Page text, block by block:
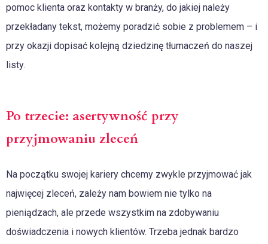
pomoc klienta oraz kontakty w branży, do jakiej należy
przekładany tekst, możemy poradzić sobie z problemem – i
przy okazji dopisać kolejną dziedzinę tłumaczeń do naszej
listy.
Po trzecie: asertywność przy
przyjmowaniu zleceń
Na początku swojej kariery chcemy zwykle przyjmować jak
najwięcej zleceń, zależy nam bowiem nie tylko na
pieniądzach, ale przede wszystkim na zdobywaniu
doświadczenia i nowych klientów. Trzeba jednak bardzo